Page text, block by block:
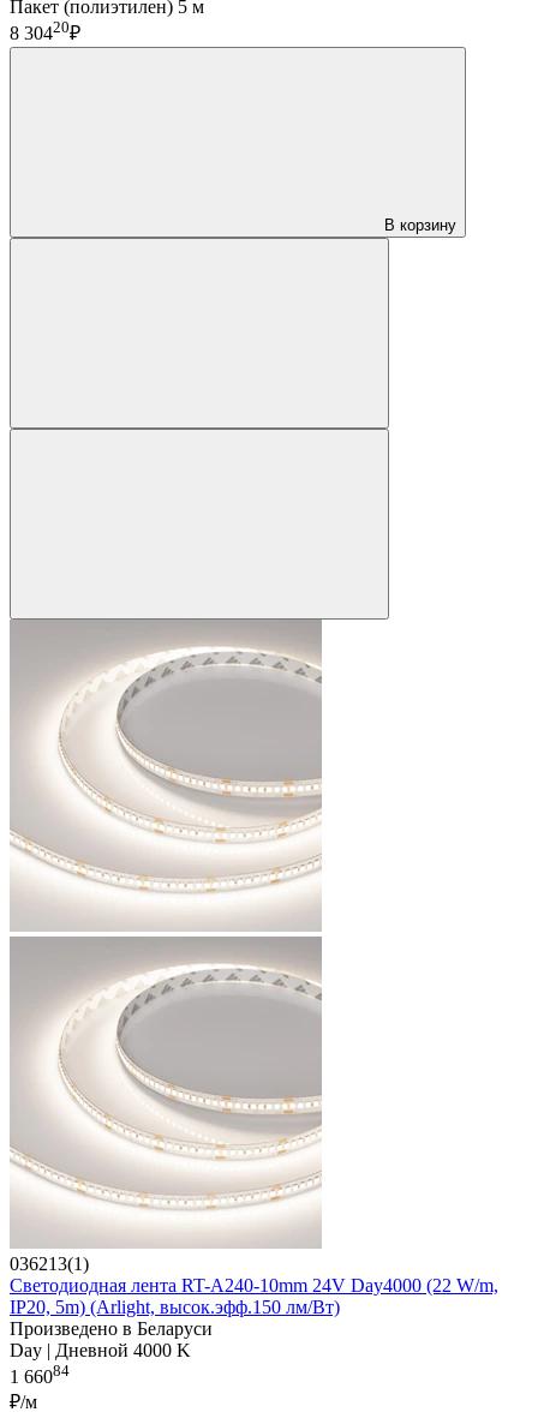
Пакет (полиэтилен) 5 м
8 30420₽
В корзину
036213(1)
Светодиодная лента RT-A240-10mm 24V Day4000 (22 W/m,
IP20, 5m) (Arlight, высок.эфф.150 лм/Вт)
Произведено в Беларуси
Day | Дневной 4000 K
1 66084
₽/м